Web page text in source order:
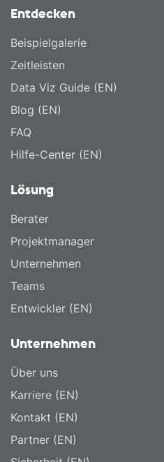
Entdecken
Beispielgalerie
Zeitleisten
Data Viz Guide (EN)
Blog (EN)
FAQ
Hilfe-Center (EN)
Lösung
Berater
Projektmanager
Unternehmen
Teams
Entwickler (EN)
Unternehmen
Über uns
Karriere (EN)
Kontakt (EN)
Partner (EN)